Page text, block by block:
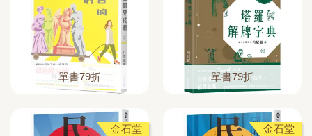
單書79折 單書79折
金石堂 金石堂